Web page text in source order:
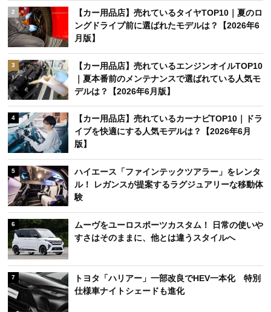
2
【カー用品店】売れているタイヤTOP10｜夏のロ
ングドライブ前に選ばれたモデルは？【2026年6
月版】
3
【カー用品店】売れているエンジンオイルTOP10
｜夏本番前のメンテナンスで選ばれている人気モ
デルは？【2026年6月版】
4
【カー用品店】売れているカーナビTOP10｜ドラ
イブを快適にする人気モデルは？【2026年6月
版】
5
ハイエース「ファインテックツアラー」をレンタ
ル！ レガンスが提案するラグジュアリーな移動体
験
6
ムーヴをユーロスポーツカスタム！ 日常の使いや
すさはそのままに、他とは違うスタイルへ
7
トヨタ「ハリアー」一部改良でHEV一本化 特別
仕様車ナイトシェードも進化